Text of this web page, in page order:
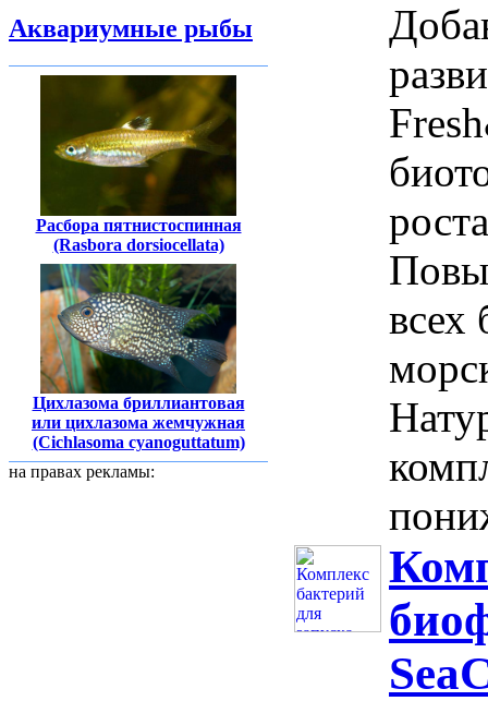
Аквариумные рыбы
Расбора пятнистоспинная
(Rasbora dorsiocellata)
Цихлазома бриллиантовая
или цихлазома жемчужная
(Cichlasoma cyanoguttatum)
на правах рекламы:
всех